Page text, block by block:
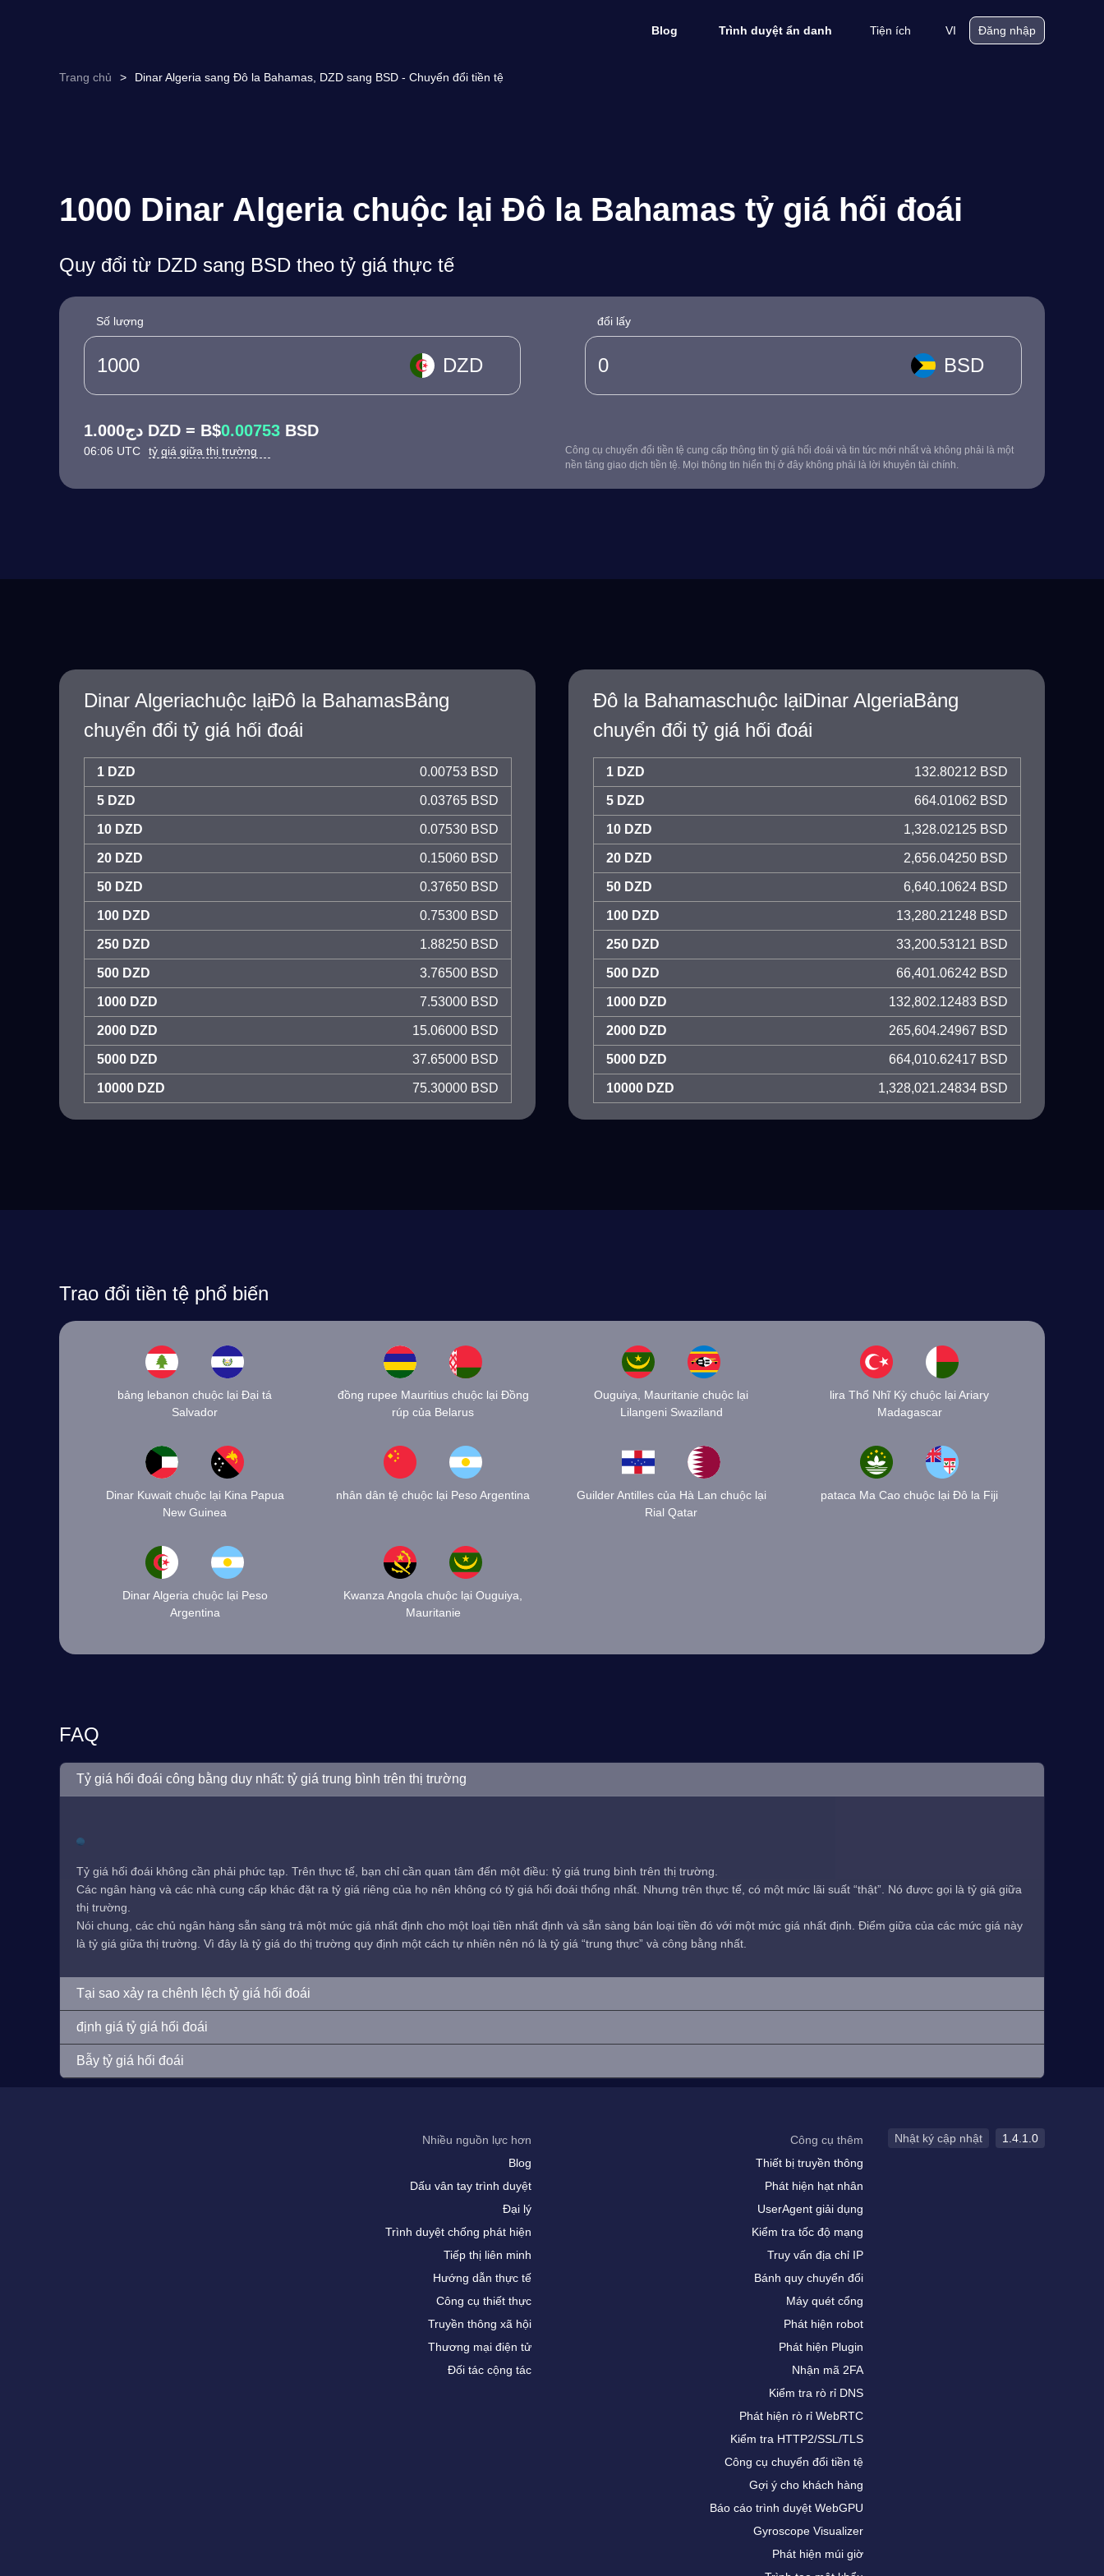
Blog Trình duyệt ẩn danh Tiện ích VI Đăng nhập
Trang chủ > Dinar Algeria sang Đô la Bahamas, DZD sang BSD - Chuyển đổi tiền tệ
1000 Dinar Algeria chuộc lại Đô la Bahamas tỷ giá hối đoái
Quy đổi từ DZD sang BSD theo tỷ giá thực tế
Số lượng
DZD
đổi lấy
BSD
دج1.000 DZD = B$0.00753 BSD
06:06 UTC tỷ giá giữa thị trường
Công cụ chuyển đổi tiền tệ cung cấp thông tin tỷ giá hối đoái và tin tức mới nhất và không phải là một
nền tảng giao dịch tiền tệ. Mọi thông tin hiển thị ở đây không phải là lời khuyên tài chính.
Dinar Algeriachuộc lạiĐô la BahamasBảng
chuyển đổi tỷ giá hối đoái
1 DZD 0.00753 BSD
5 DZD 0.03765 BSD
10 DZD 0.07530 BSD
20 DZD 0.15060 BSD
50 DZD 0.37650 BSD
100 DZD 0.75300 BSD
250 DZD 1.88250 BSD
500 DZD 3.76500 BSD
1000 DZD 7.53000 BSD
2000 DZD 15.06000 BSD
5000 DZD 37.65000 BSD
10000 DZD 75.30000 BSD
Đô la Bahamaschuộc lạiDinar AlgeriaBảng
chuyển đổi tỷ giá hối đoái
1 DZD 132.80212 BSD
5 DZD 664.01062 BSD
10 DZD 1,328.02125 BSD
20 DZD 2,656.04250 BSD
50 DZD 6,640.10624 BSD
100 DZD 13,280.21248 BSD
250 DZD 33,200.53121 BSD
500 DZD 66,401.06242 BSD
1000 DZD 132,802.12483 BSD
2000 DZD 265,604.24967 BSD
5000 DZD 664,010.62417 BSD
10000 DZD 1,328,021.24834 BSD
Trao đổi tiền tệ phổ biến
bảng lebanon chuộc lại Đại tá
Salvador
đồng rupee Mauritius chuộc lại Đồng
rúp của Belarus
Ouguiya, Mauritanie chuộc lại
Lilangeni Swaziland
lira Thổ Nhĩ Kỳ chuộc lại Ariary
Madagascar
Dinar Kuwait chuộc lại Kina Papua
New Guinea
nhân dân tệ chuộc lại Peso Argentina
Guilder Antilles của Hà Lan chuộc lại
Rial Qatar
pataca Ma Cao chuộc lại Đô la Fiji
Dinar Algeria chuộc lại Peso
Argentina
Kwanza Angola chuộc lại Ouguiya,
Mauritanie
FAQ
Tỷ giá hối đoái công bằng duy nhất: tỷ giá trung bình trên thị trường
Tỷ giá hối đoái không cần phải phức tạp. Trên thực tế, bạn chỉ cần quan tâm đến một điều: tỷ giá trung bình trên thị trường.
Các ngân hàng và các nhà cung cấp khác đặt ra tỷ giá riêng của họ nên không có tỷ giá hối đoái thống nhất. Nhưng trên thực tế, có một mức lãi suất “thật”. Nó được gọi là tỷ giá giữa
thị trường.
Nói chung, các chủ ngân hàng sẵn sàng trả một mức giá nhất định cho một loại tiền nhất định và sẵn sàng bán loại tiền đó với một mức giá nhất định. Điểm giữa của các mức giá này
là tỷ giá giữa thị trường. Vì đây là tỷ giá do thị trường quy định một cách tự nhiên nên nó là tỷ giá “trung thực” và công bằng nhất.
Tại sao xảy ra chênh lệch tỷ giá hối đoái
định giá tỷ giá hối đoái
Bẫy tỷ giá hối đoái
Nhiều nguồn lực hơn
Blog
Dấu vân tay trình duyệt
Đại lý
Trình duyệt chống phát hiện
Tiếp thị liên minh
Hướng dẫn thực tế
Công cụ thiết thực
Truyền thông xã hội
Thương mại điện tử
Đối tác cộng tác
Công cụ thêm
Thiết bị truyền thông
Phát hiện hạt nhân
UserAgent giải dụng
Kiểm tra tốc độ mạng
Truy vấn địa chỉ IP
Bánh quy chuyển đổi
Máy quét cổng
Phát hiện robot
Phát hiện Plugin
Nhận mã 2FA
Kiểm tra rò rỉ DNS
Phát hiện rò rỉ WebRTC
Kiểm tra HTTP2/SSL/TLS
Công cụ chuyển đổi tiền tệ
Gợi ý cho khách hàng
Báo cáo trình duyệt WebGPU
Gyroscope Visualizer
Phát hiện múi giờ
Nhật ký cập nhật 1.4.1.0